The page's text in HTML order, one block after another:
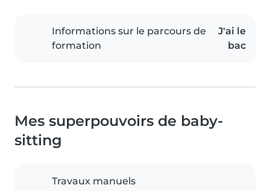
Informations sur le parcours de
formation
J'ai le
bac
Mes superpouvoirs de baby-
sitting
Travaux manuels